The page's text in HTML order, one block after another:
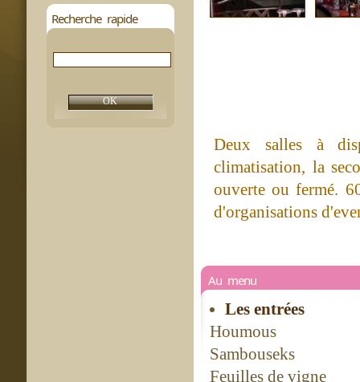
Recherche rapide
Deux salles à
climatisation, la
ouverte ou fermé.
d'organisations
Au menu
Les entrées
Houmous
Sambouseks
Feuilles de vigne